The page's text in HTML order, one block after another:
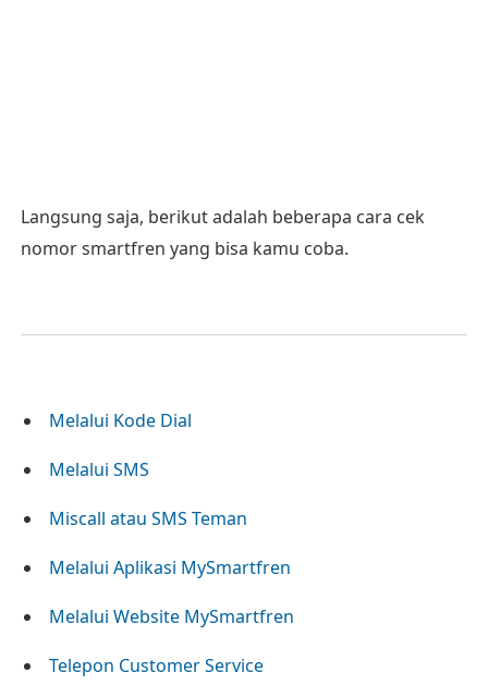
Langsung saja, berikut adalah beberapa cara cek
nomor smartfren yang bisa kamu coba.
Melalui Kode Dial
Melalui SMS
Miscall atau SMS Teman
Melalui Aplikasi MySmartfren
Melalui Website MySmartfren
Telepon Customer Service